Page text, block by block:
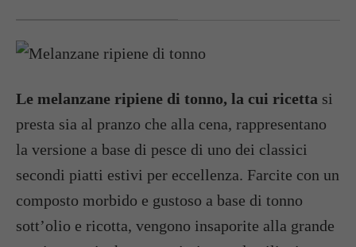
Le melanzane ripiene di tonno, la cui ricetta si
presta sia al pranzo che alla cena, rappresentano
la versione a base di pesce di uno dei classici
secondi piatti estivi per eccellenza. Farcite con un
composto morbido e gustoso a base di tonno
sott’olio e ricotta, vengono insaporite alla grande